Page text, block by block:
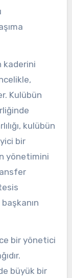
kaderini
Kulübün
kulübün
bir
yönetimini
bir yönetici
büyük bir